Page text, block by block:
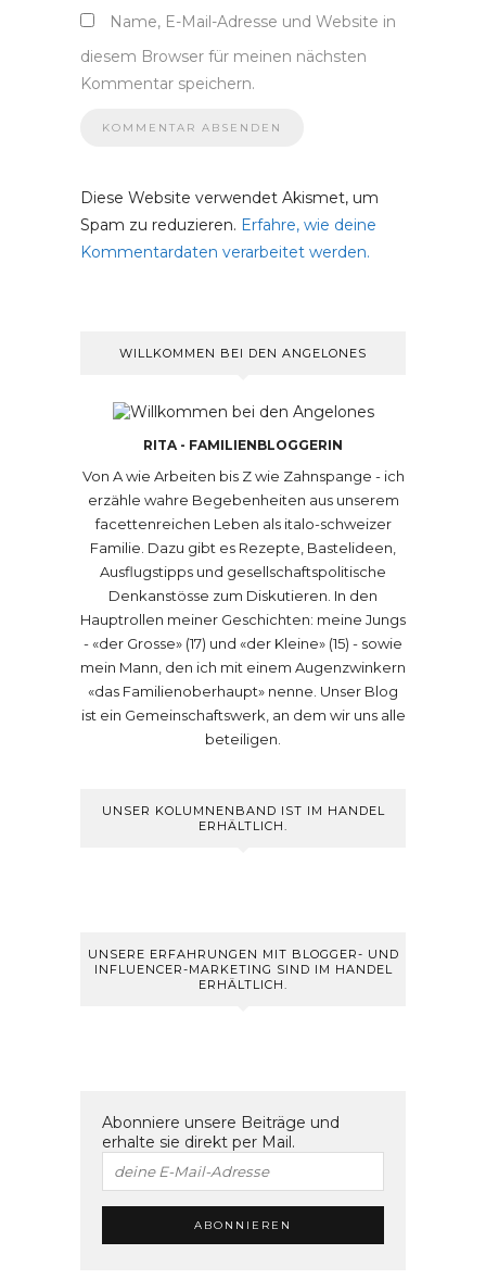
Name, E-Mail-Adresse und Website in
diesem Browser für meinen nächsten
Kommentar speichern.
Diese Website verwendet Akismet, um
Spam zu reduzieren. Erfahre, wie deine
Kommentardaten verarbeitet werden.
WILLKOMMEN BEI DEN ANGELONES
RITA - FAMILIENBLOGGERIN
Von A wie Arbeiten bis Z wie Zahnspange - ich
erzähle wahre Begebenheiten aus unserem
facettenreichen Leben als italo-schweizer
Familie. Dazu gibt es Rezepte, Bastelideen,
Ausflugstipps und gesellschaftspolitische
Denkanstösse zum Diskutieren. In den
Hauptrollen meiner Geschichten: meine Jungs
- «der Grosse» (17) und «der Kleine» (15) - sowie
mein Mann, den ich mit einem Augenzwinkern
«das Familienoberhaupt» nenne. Unser Blog
ist ein Gemeinschaftswerk, an dem wir uns alle
beteiligen.
UNSER KOLUMNENBAND IST IM HANDEL
ERHÄLTLICH.
UNSERE ERFAHRUNGEN MIT BLOGGER- UND
INFLUENCER-MARKETING SIND IM HANDEL
ERHÄLTLICH.
Abonniere unsere Beiträge und
erhalte sie direkt per Mail.